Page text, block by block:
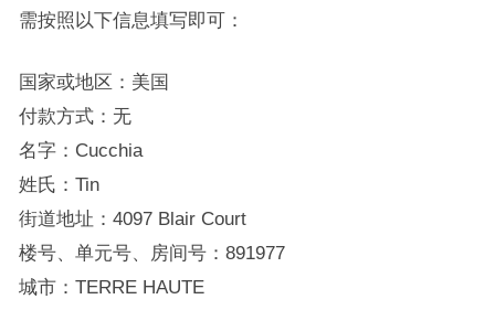
需按照以下信息填写即可：
国家或地区：美国
付款方式：无
名字：Cucchia
姓氏：Tin
街道地址：4097 Blair Court
楼号、单元号、房间号：891977
城市：TERRE HAUTE